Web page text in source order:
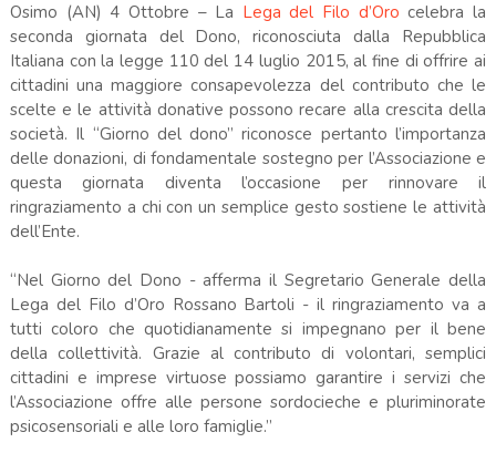
Osimo (AN) 4 Ottobre – La Lega del Filo d’Oro celebra la
seconda giornata del Dono, riconosciuta dalla Repubblica
Italiana con la legge 110 del 14 luglio 2015, al fine di offrire ai
cittadini una maggiore consapevolezza del contributo che le
scelte e le attività donative possono recare alla crescita della
società. Il “Giorno del dono” riconosce pertanto l’importanza
delle donazioni, di fondamentale sostegno per l’Associazione e
questa giornata diventa l’occasione per rinnovare il
ringraziamento a chi con un semplice gesto sostiene le attività
dell’Ente.
“Nel Giorno del Dono - afferma il Segretario Generale della
Lega del Filo d’Oro Rossano Bartoli - il ringraziamento va a
tutti coloro che quotidianamente si impegnano per il bene
della collettività. Grazie al contributo di volontari, semplici
cittadini e imprese virtuose possiamo garantire i servizi che
l’Associazione offre alle persone sordocieche e pluriminorate
psicosensoriali e alle loro famiglie.”